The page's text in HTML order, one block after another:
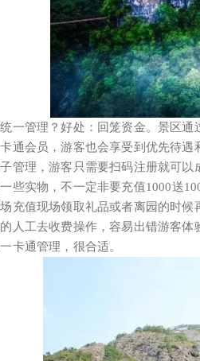
一管理？好处：回笼资金。景区
通会员，游客也会享受到优先待遇
管理，游客只需要扫码注册就可
些实物，不一定非要充值1000送
充值现场领取礼品或者离园的时
人工去收费操作，容易出错游客
卡通管理，很合适。